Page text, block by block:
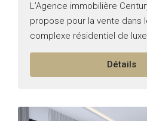
L’Agence immobilière
propose pour la vente dans
complexe résidentiel de
dans la nouvelle zone
Détails